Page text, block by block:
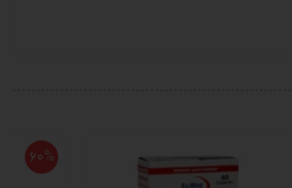
60%